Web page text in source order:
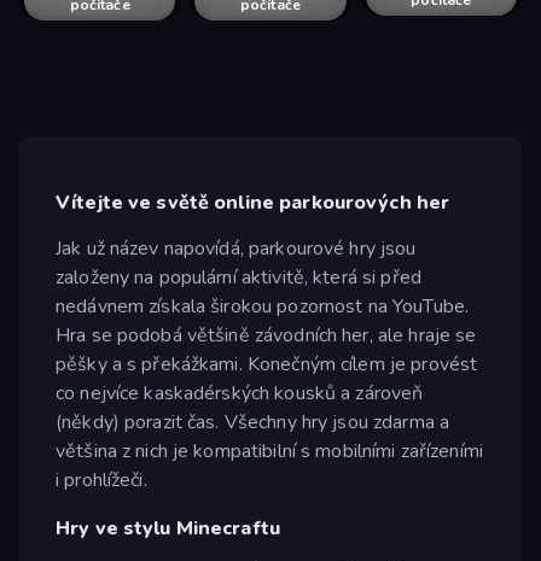
počítače
počítače
Vítejte ve světě online parkourových her
Jak už název napovídá, parkourové hry jsou
založeny na populární aktivitě, která si před
nedávnem získala širokou pozornost na YouTube.
Hra se podobá většině závodních her, ale hraje se
pěšky a s překážkami. Konečným cílem je provést
co nejvíce kaskadérských kousků a zároveň
(někdy) porazit čas. Všechny hry jsou zdarma a
většina z nich je kompatibilní s mobilními zařízeními
i prohlížeči.
Hry ve stylu Minecraftu